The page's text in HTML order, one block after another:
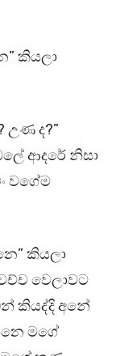
කියලා
උණ ද?”
ආදරේ නිසා
වගේම
කියලා
වෙලාවට
කියද්දි අනේ
මගේ